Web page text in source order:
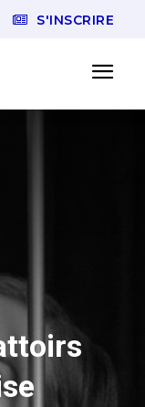
S'INSCRIRE